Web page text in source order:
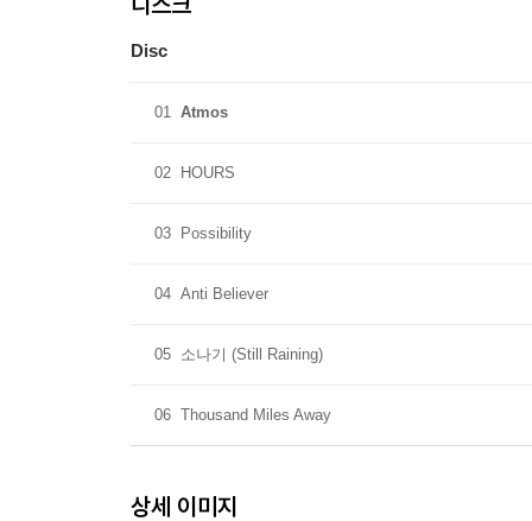
Disc
01 Atmos
02 HOURS
03 Possibility
04 Anti Believer
05 소나기 (Still Raining)
06 Thousand Miles Away
상세 이미지